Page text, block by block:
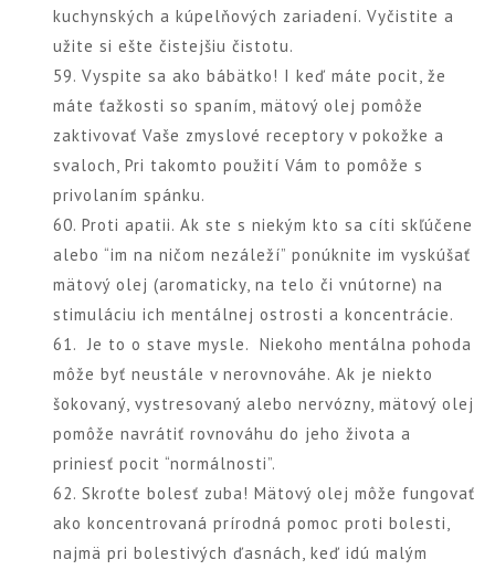
kuchynských a kúpelňových zariadení. Vyčistite a
užite si ešte čistejšiu čistotu.
59. Vyspite sa ako bábätko! I keď máte pocit, že
máte ťažkosti so spaním, mätový olej pomôže
zaktivovať Vaše zmyslové receptory v pokožke a
svaloch, Pri takomto použití Vám to pomôže s
privolaním spánku.
60. Proti apatii. Ak ste s niekým kto sa cíti skľúčene
alebo “im na ničom nezáleží” ponúknite im vyskúšať
mätový olej (aromaticky, na telo či vnútorne) na
stimuláciu ich mentálnej ostrosti a koncentrácie.
61. Je to o stave mysle. Niekoho mentálna pohoda
môže byť neustále v nerovnováhe. Ak je niekto
šokovaný, vystresovaný alebo nervózny, mätový olej
pomôže navrátiť rovnováhu do jeho života a
priniesť pocit “normálnosti”.
62. Skroťte bolesť zuba! Mätový olej môže fungovať
ako koncentrovaná prírodná pomoc proti bolesti,
najmä pri bolestivých ďasnách, keď idú malým